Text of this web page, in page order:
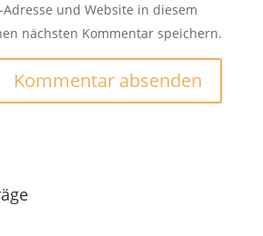
Adresse und Website in diesem
nächsten Kommentar speichern.